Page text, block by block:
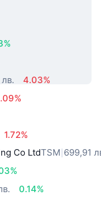
4.03%
1.72%
Co LtdTSM 699,91
0.14%